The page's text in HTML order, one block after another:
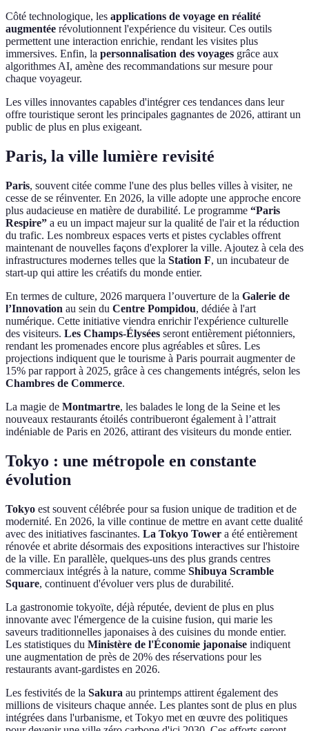
Côté technologique, les applications de voyage en réalité
augmentée révolutionnent l'expérience du visiteur. Ces outils
permettent une interaction enrichie, rendant les visites plus
immersives. Enfin, la personnalisation des voyages grâce aux
algorithmes AI, amène des recommandations sur mesure pour
chaque voyageur.
Les villes innovantes capables d'intégrer ces tendances dans leur
offre touristique seront les principales gagnantes de 2026, attirant un
public de plus en plus exigeant.
Paris, la ville lumière revisité
Paris, souvent citée comme l'une des plus belles villes à visiter, ne
cesse de se réinventer. En 2026, la ville adopte une approche encore
plus audacieuse en matière de durabilité. Le programme “Paris
Respire” a eu un impact majeur sur la qualité de l'air et la réduction
du trafic. Les nombreux espaces verts et pistes cyclables offrent
maintenant de nouvelles façons d'explorer la ville. Ajoutez à cela des
infrastructures modernes telles que la Station F, un incubateur de
start-up qui attire les créatifs du monde entier.
En termes de culture, 2026 marquera l’ouverture de la Galerie de
l’Innovation au sein du Centre Pompidou, dédiée à l'art
numérique. Cette initiative viendra enrichir l'expérience culturelle
des visiteurs. Les Champs-Élysées seront entièrement piétonniers,
rendant les promenades encore plus agréables et sûres. Les
projections indiquent que le tourisme à Paris pourrait augmenter de
15% par rapport à 2025, grâce à ces changements intégrés, selon les
Chambres de Commerce.
La magie de Montmartre, les balades le long de la Seine et les
nouveaux restaurants étoilés contribueront également à l’attrait
indéniable de Paris en 2026, attirant des visiteurs du monde entier.
Tokyo : une métropole en constante
évolution
Tokyo est souvent célébrée pour sa fusion unique de tradition et de
modernité. En 2026, la ville continue de mettre en avant cette dualité
avec des initiatives fascinantes. La Tokyo Tower a été entièrement
rénovée et abrite désormais des expositions interactives sur l'histoire
de la ville. En parallèle, quelques-uns des plus grands centres
commerciaux intégrés à la nature, comme Shibuya Scramble
Square, continuent d'évoluer vers plus de durabilité.
La gastronomie tokyoïte, déjà réputée, devient de plus en plus
innovante avec l'émergence de la cuisine fusion, qui marie les
saveurs traditionnelles japonaises à des cuisines du monde entier.
Les statistiques du Ministère de l'Économie japonaise indiquent
une augmentation de près de 20% des réservations pour les
restaurants avant-gardistes en 2026.
Les festivités de la Sakura au printemps attirent également des
millions de visiteurs chaque année. Les plantes sont de plus en plus
intégrées dans l'urbanisme, et Tokyo met en œuvre des politiques